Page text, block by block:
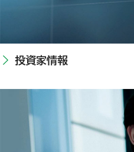
投資家情報